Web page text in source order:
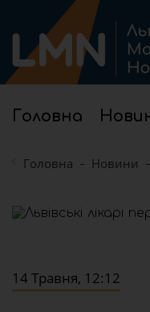
Головна
Головна Новини
14 Травня, 12:12